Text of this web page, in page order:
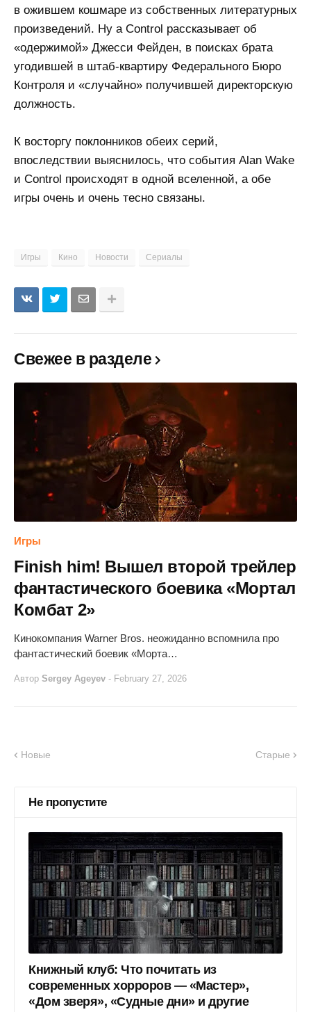
в ожившем кошмаре из собственных литературных
произведений. Ну а Control рассказывает об
«одержимой» Джесси Фейден, в поисках брата
угодившей в штаб-квартиру Федерального Бюро
Контроля и «случайно» получившей директорскую
должность.
К восторгу поклонников обеих серий,
впоследствии выяснилось, что события Alan Wake
и Control происходят в одной вселенной, а обе
игры очень и очень тесно связаны.
Игры Кино Новости Сериалы
Свежее в разделе
Игры
Finish him! Вышел второй трейлер
фантастического боевика «Мортал
Комбат 2»
Кинокомпания Warner Bros. неожиданно вспомнила про
фантастический боевик «Морта…
Автор Sergey Ageyev - February 27, 2026
Новые Старые
Не пропустите
Книжный клуб: Что почитать из
современных хорроров — «Мастер»,
«Дом зверя», «Судные дни» и другие